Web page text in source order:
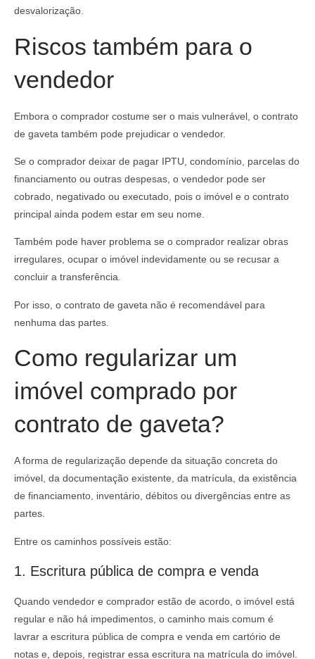
desvalorização.
Riscos também para o
vendedor
Embora o comprador costume ser o mais vulnerável, o contrato
de gaveta também pode prejudicar o vendedor.
Se o comprador deixar de pagar IPTU, condomínio, parcelas do
financiamento ou outras despesas, o vendedor pode ser
cobrado, negativado ou executado, pois o imóvel e o contrato
principal ainda podem estar em seu nome.
Também pode haver problema se o comprador realizar obras
irregulares, ocupar o imóvel indevidamente ou se recusar a
concluir a transferência.
Por isso, o contrato de gaveta não é recomendável para
nenhuma das partes.
Como regularizar um
imóvel comprado por
contrato de gaveta?
A forma de regularização depende da situação concreta do
imóvel, da documentação existente, da matrícula, da existência
de financiamento, inventário, débitos ou divergências entre as
partes.
Entre os caminhos possíveis estão:
1. Escritura pública de compra e venda
Quando vendedor e comprador estão de acordo, o imóvel está
regular e não há impedimentos, o caminho mais comum é
lavrar a escritura pública de compra e venda em cartório de
notas e, depois, registrar essa escritura na matrícula do imóvel.